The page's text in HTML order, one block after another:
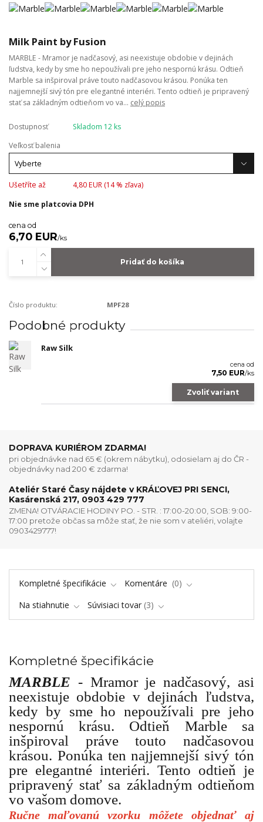
Milk Paint by Fusion
MARBLE - Mramor je nadčasový, asi neexistuje obdobie v dejinách
ľudstva, kedy by sme ho nepoužívali pre jeho nespornú krásu. Odtieň
Marble sa inšpiroval práve touto nadčasovou krásou. Ponúka ten
najjemnejší sivý tón pre elegantné interiéri. Tento odtieň je pripravený
stať sa základným odtieňom vo va... celý popis
Dostupnosť
Skladom 12 ks
Veľkosť balenia
Ušetříte až 4,80 EUR (14% zľava)
Nie sme platcovia DPH
cena od
6,70 EUR/ks
Pridať do košíka
Číslo produktu: MPF28
Podobné produkty
Raw Silk
cena od
7,50 EUR/ks
Zvoliť variant
DOPRAVA KURIÉROM ZDARMA!
pri objednávke nad 65 € (okrem nábytku), odosielam aj do ČR -
objednávky nad 200 € zdarma!
Ateliér Staré Časy nájdete v KRÁĽOVEJ PRI SENCI,
Kasárenská 217, 0903 429 777
ZMENA! OTVÁRACIE HODINY PO. - STR. : 17:00-20:00, SOB: 9:00-
17:00 pretože občas sa môže stať, že nie som v ateliéri, volajte
0903429777!
Kompletné špecifikácie Komentáre
0
Na stiahnutie
Súvisiaci tovar 3
Kompletné špecifikácie
MARBLE - Mramor je nadčasový, asi
neexistuje obdobie v dejinách ľudstva,
kedy by sme ho nepoužívali pre jeho
nespornú krásu. Odtieň Marble sa
inšpiroval práve touto nadčasovou
krásou. Ponúka ten najjemnejší sivý tón
pre elegantné interiéri. Tento odtieň je
pripravený stať sa základným odtieňom
vo vašom domove.
Ručne maľovanú vzorku môžete objednať aj